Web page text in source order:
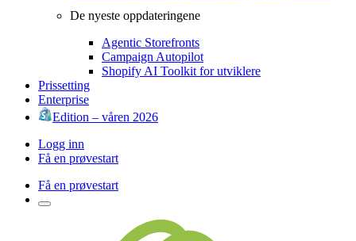
De nyeste oppdateringene
Agentic Storefronts
Campaign Autopilot
Shopify AI Toolkit for utviklere
Prissetting
Enterprise
Edition – våren 2026
Logg inn
Få en prøvestart
Få en prøvestart